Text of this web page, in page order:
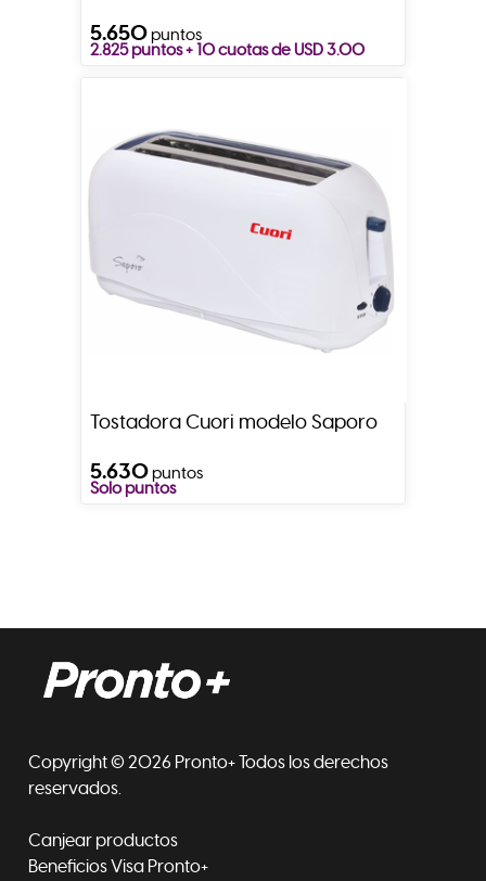
5.650puntos
2.825 puntos + 10 cuotas de USD 3.00
Tostadora Cuori modelo Saporo
5.630puntos
Solo puntos
Copyright © 2026 Pronto+ Todos los derechos
reservados.
Canjear productos
Beneficios Visa Pronto+